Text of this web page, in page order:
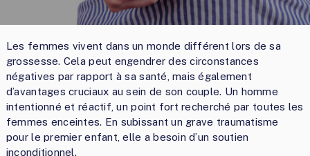
Les femmes vivent dans un monde différent lors de sa
grossesse. Cela peut engendrer des circonstances
négatives par rapport à sa santé, mais également
d’avantages cruciaux au sein de son couple. Un homme
intentionné et réactif, un point fort recherché par toutes les
femmes enceintes. En subissant un grave traumatisme
pour le premier enfant, elle a besoin d’un soutien
inconditionnel.